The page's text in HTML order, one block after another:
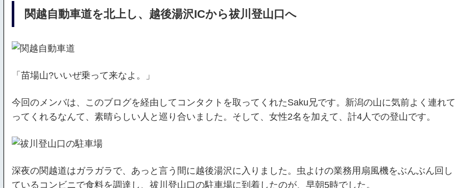
関越自動車道を北上し、越後湯沢ICから祓川登山口へ
「苗場山?いいぜ乗って来なよ。」
今回のメンバは、このブログを経由してコンタクトを取ってくれたSaku兄です。新潟の山に気前よく連れて
ってくれるなんて、素晴らしい人と巡り合いました。そして、女性2名を加えて、計4人での登山です。
深夜の関越道はガラガラで、あっと言う間に越後湯沢に入りました。虫よけの業務用扇風機をぶんぶん回し
ているコンビニで食料を調達し、祓川登山口の駐車場に到着したのが、早朝5時でした。